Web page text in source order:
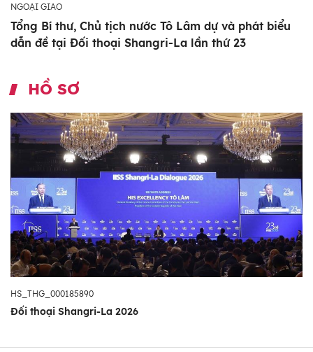
NGOẠI GIAO
Tổng Bí thư, Chủ tịch nước Tô Lâm dự và phát biểu
dẫn đề tại Đối thoại Shangri-La lần thứ 23
HỒ SƠ
HS_THG_000185890
Đối thoại Shangri-La 2026